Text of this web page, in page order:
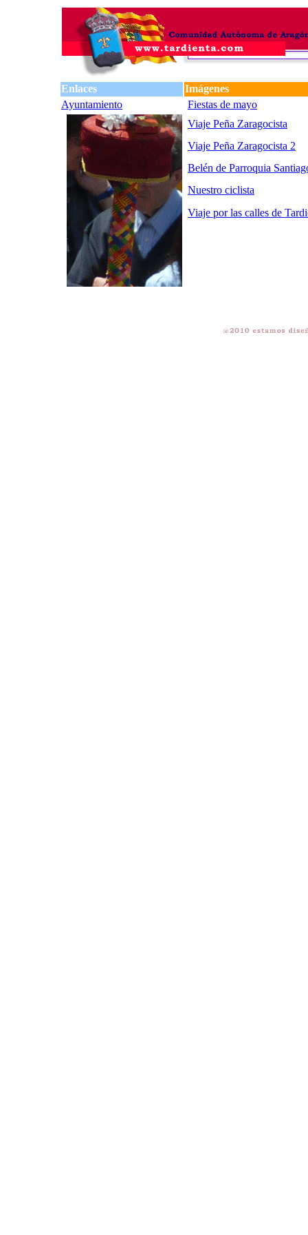
Enlaces
Imágenes
Ayuntamiento
Fiestas de mayo
Viaje Peña Zaragocista
Viaje Peña Zaragocista 2
Belén de Parroquia
Nuestro ciclista
Viaje por las calles de